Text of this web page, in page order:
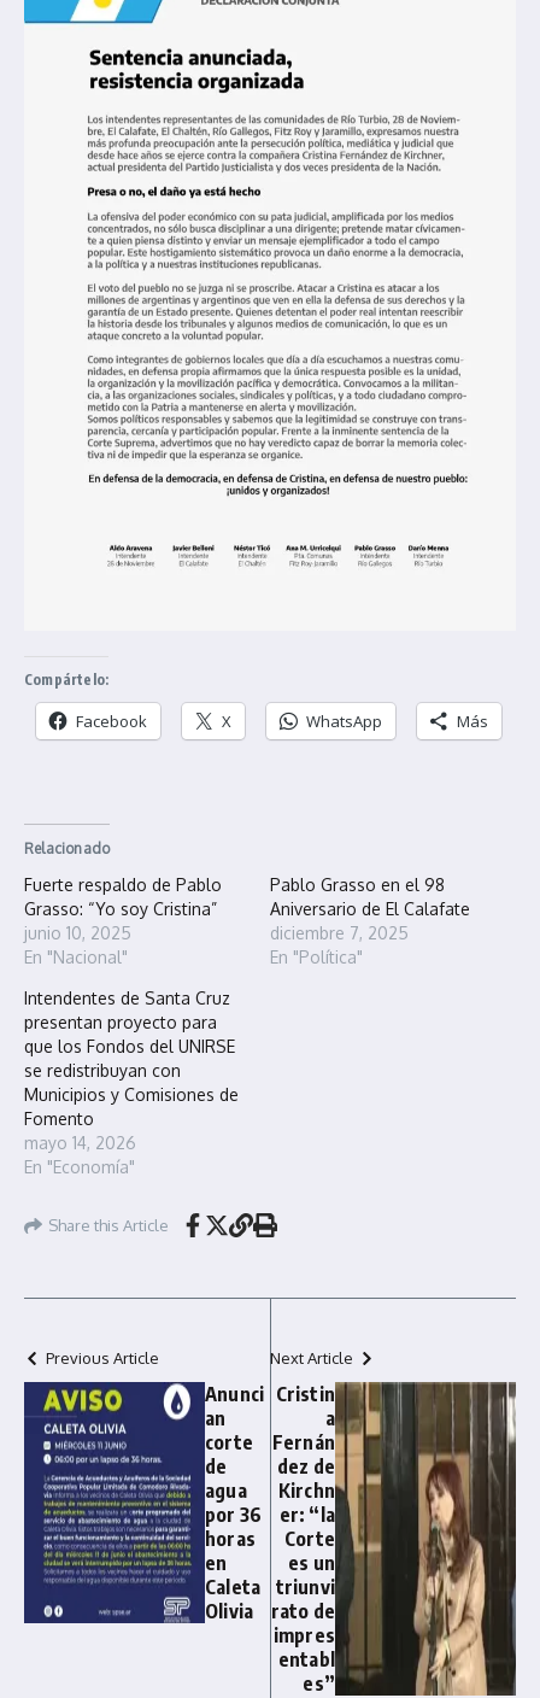
Compártelo:
Facebook X WhatsApp Más
Relacionado
Fuerte respaldo de Pablo
Grasso: “Yo soy Cristina”
junio 10, 2025
En "Nacional"
Pablo Grasso en el 98
Aniversario de El Calafate
diciembre 7, 2025
En "Política"
Intendentes de Santa Cruz
presentan proyecto para
que los Fondos del UNIRSE
se redistribuyan con
Municipios y Comisiones de
Fomento
mayo 14, 2026
En "Economía"
Share this Article
Previous Article
Anunci
an
corte
de
agua
por 36
horas
en
Caleta
Olivia
Next Article
Cristin
a
Fernán
dez de
Kirchn
er: “la
Corte
es un
triunvi
rato de
impres
entabl
es”